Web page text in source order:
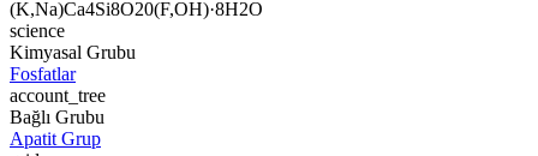
(K,Na)Ca4Si8O20(F,OH)·8H2O
science
Kimyasal Grubu
Fosfatlar
account_tree
Bağlı Grubu
Apatit Grup